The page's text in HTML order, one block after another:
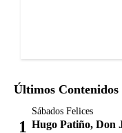
Últimos Contenidos
Sábados Felices
Hugo Patiño, Don